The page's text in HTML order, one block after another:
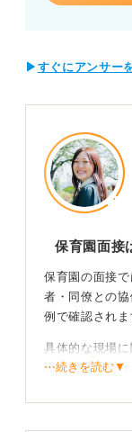
▶ すぐにアンサー
保育園面接
保育園の面接
者・同僚との
例で確認されま
具体的な現場
護と教育の統
⋯続きを読む▼